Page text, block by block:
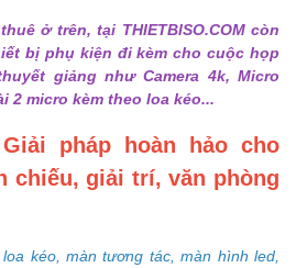
ở trên, tại THIETBISO.COM còn
bị phụ kiện đi kèm cho cuộc họp
giảng như Camera 4k, Micro
2 micro kèm theo loa kéo...
pháp hoàn hảo cho
chiếu, giải trí, văn phòng
kéo, màn tương tác, màn hình led,